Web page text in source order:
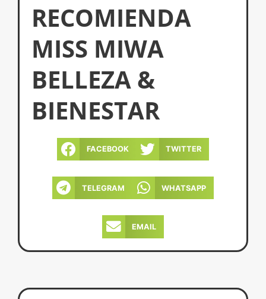
RECOMIENDA
MISS MIWA
BELLEZA &
BIENESTAR
FACEBOOK TWITTER
TELEGRAM WHATSAPP
EMAIL